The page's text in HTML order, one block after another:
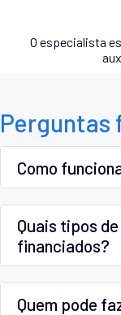
O especialista
Perguntas
Como
Quais tipos
financiados?
Quem pode